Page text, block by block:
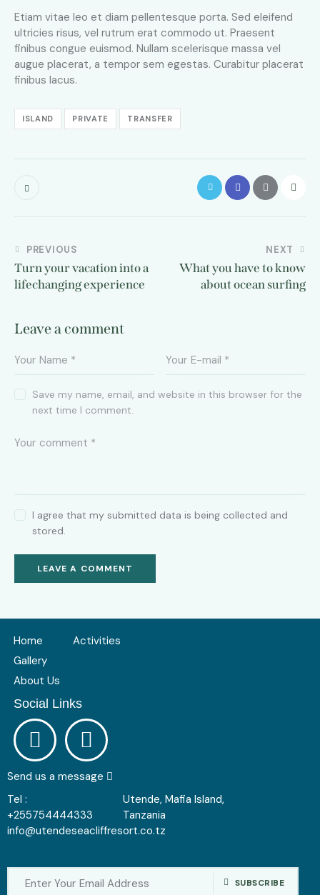
Etiam vitae leo et diam pellentesque porta. Sed eleifend
ultricies risus, vel rutrum erat commodo ut. Praesent
finibus congue euismod. Nullam scelerisque massa vel
augue placerat, a tempor sem egestas. Curabitur placerat
finibus lacus.
ISLAND PRIVATE TRANSFER
PREVIOUS
Turn your vacation into a
lifechanging experience
NEXT
What you have to know
about ocean surfing
Leave a comment
Save my name, email, and website in this browser for the
next time I comment.
I agree that my submitted data is being collected and
stored.
Home
Gallery
About Us
Activities
Social Links
Send us a message
Tel :
+255754444333
Utende, Mafia Island,
Tanzania
info@utendeseacliffresort.co.tz
SUBSCRIBE